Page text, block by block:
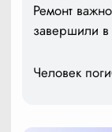
Ремонт
завершили в
Человек